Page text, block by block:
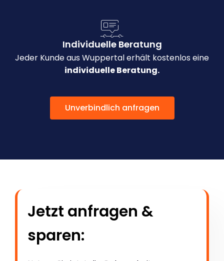
Individuelle Beratung
Jeder Kunde aus Wuppertal erhält kostenlos eine
individuelle Beratung.
Unverbindlich anfragen
Jetzt anfragen &
sparen: